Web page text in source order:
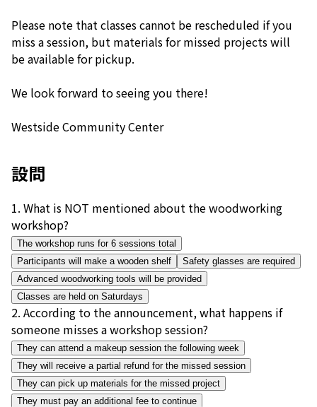
Please note that classes cannot be rescheduled if you
miss a session, but materials for missed projects will
be available for pickup.
We look forward to seeing you there!
Westside Community Center
設問
1. What is NOT mentioned about the woodworking
workshop?
The workshop runs for 6 sessions total
Participants will make a wooden shelf
Safety glasses are required
Advanced woodworking tools will be provided
Classes are held on Saturdays
2. According to the announcement, what happens if
someone misses a workshop session?
They can attend a makeup session the following week
They will receive a partial refund for the missed session
They can pick up materials for the missed project
They must pay an additional fee to continue